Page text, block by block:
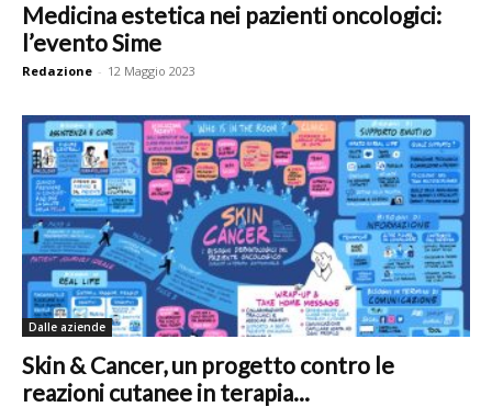
Medicina estetica nei pazienti oncologici:
l’evento Sime
Redazione - 12 Maggio 2023
Dalle aziende
Skin & Cancer, un progetto contro le
reazioni cutanee in terapia...